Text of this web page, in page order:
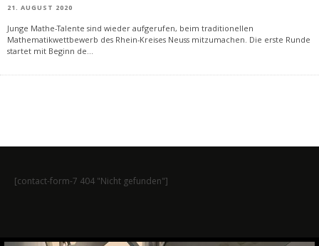
21. AUGUST 2020
Junge Mathe-Talente sind wieder aufgerufen, beim traditionellen
Mathematikwettbewerb des Rhein-Kreises Neuss mitzumachen. Die erste Runde
startet mit Beginn de...
[contact-form-7 404 "Nicht gefunden"]